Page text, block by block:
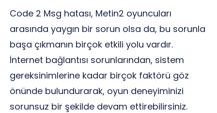
Code 2 Msg hatası, Metin2 oyuncuları
arasında yaygın bir sorun olsa da, bu sorunla
başa çıkmanın birçok etkili yolu vardır.
İnternet bağlantısı sorunlarından, sistem
gereksinimlerine kadar birçok faktörü göz
önünde bulundurarak, oyun deneyiminizi
sorunsuz bir şekilde devam ettirebilirsiniz.